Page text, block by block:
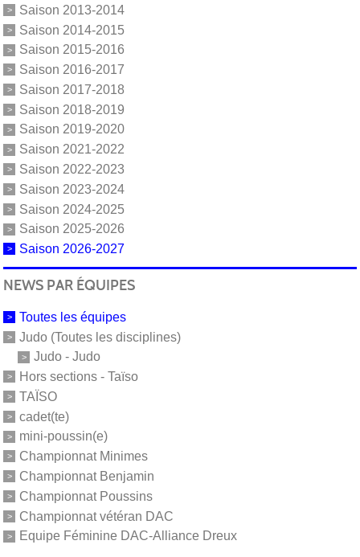
Saison 2013-2014
Saison 2014-2015
Saison 2015-2016
Saison 2016-2017
Saison 2017-2018
Saison 2018-2019
Saison 2019-2020
Saison 2021-2022
Saison 2022-2023
Saison 2023-2024
Saison 2024-2025
Saison 2025-2026
Saison 2026-2027
NEWS PAR ÉQUIPES
Toutes les équipes
Judo (Toutes les disciplines)
Judo - Judo
Hors sections - Taïso
TAÏSO
cadet(te)
mini-poussin(e)
Championnat Minimes
Championnat Benjamin
Championnat Poussins
Championnat vétéran DAC
Equipe Féminine DAC-Alliance Dreux